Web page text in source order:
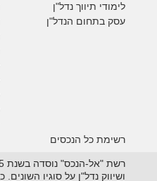
לימודי תיווך נדל"ן
עסק בתחום הנדל"ן
רשימת כל הנכסים